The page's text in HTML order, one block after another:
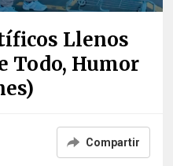
Llenos
Todo, Humor
Compartir